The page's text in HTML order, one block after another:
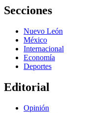
Secciones
Nuevo León
México
Internacional
Economía
Deportes
Editorial
Opinión